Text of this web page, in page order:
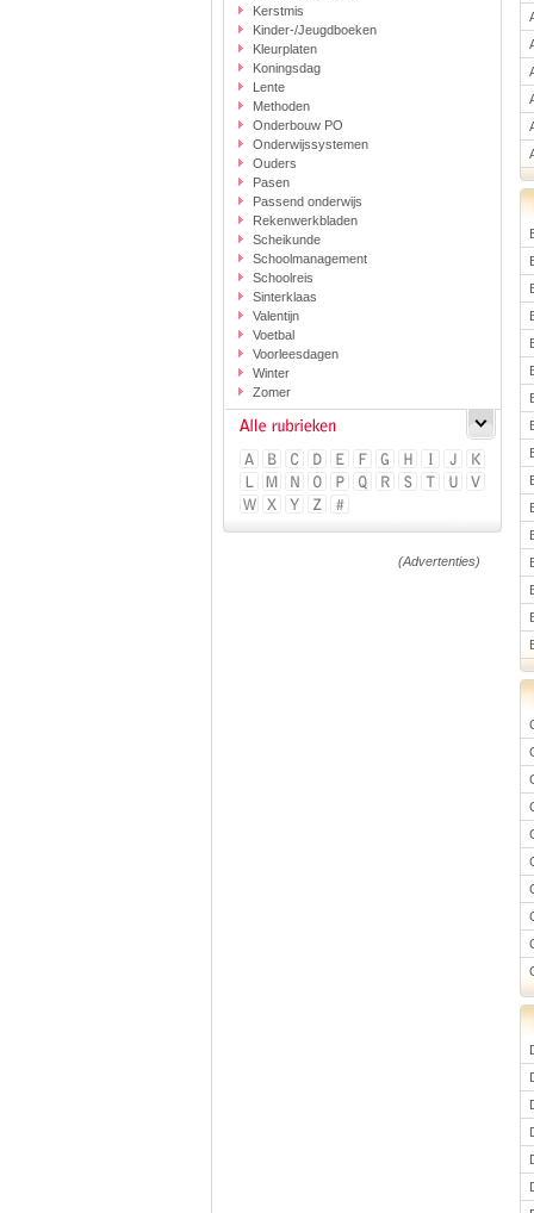
Kerstmis
Kinder-/Jeugdboeken
Kleurplaten
Koningsdag
Lente
Methoden
Onderbouw PO
Onderwijssystemen
Ouders
Pasen
Passend onderwijs
Rekenwerkbladen
Scheikunde
Schoolmanagement
Schoolreis
Sinterklaas
Valentijn
Voetbal
Voorleesdagen
Winter
Zomer
(Advertenties)